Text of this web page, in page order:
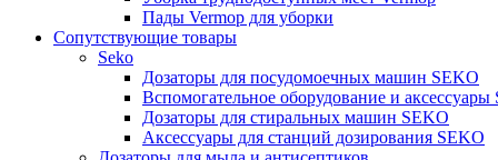
Пады Vermop для уборки
Сопутствующие товары
Seko
Дозаторы для посудомоечных машин SEKO
Вспомогательное оборудование и
Дозаторы для стиральных машин SEKO
Аксессуары для станций дозирования SEKO